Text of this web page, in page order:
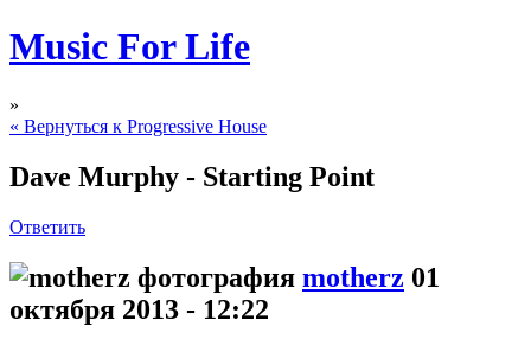
Music For Life
»
« Вернуться к Progressive House
Dave Murphy - Starting Point
Ответить
motherz 01
октября 2013 - 12:22